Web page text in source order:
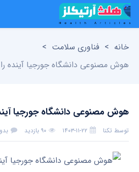
خانه > فناوری سلامت >
هوش مصنوعی دانشگاه جورجیا آینده
هوش مصنوعی دانشگاه جورجیا
توسط تکنا ۱۴۰۳-۱۱-۲۲ ۹۰ بازدید